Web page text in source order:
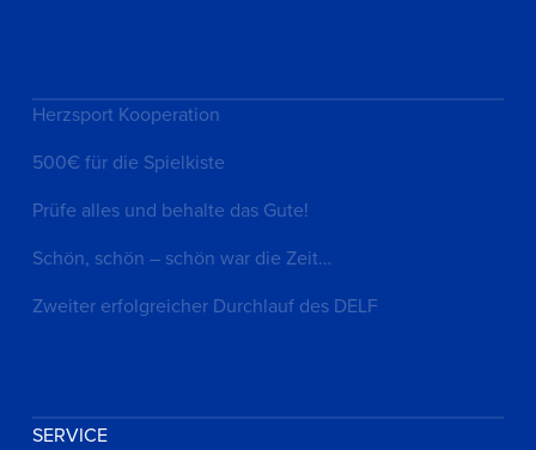
Herzsport Kooperation
500€ für die Spielkiste
Prüfe alles und behalte das Gute!
Schön, schön – schön war die Zeit…
Zweiter erfolgreicher Durchlauf des DELF
SERVICE